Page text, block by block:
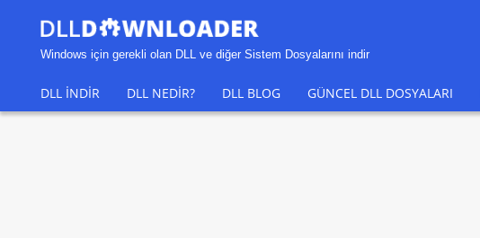
Windows için gerekli olan DLL ve diğer Sistem Dosyalarını indir
DLL INDIR DLL NEDIR? DLL BLOG GÜNCEL DLL DOSYALARI